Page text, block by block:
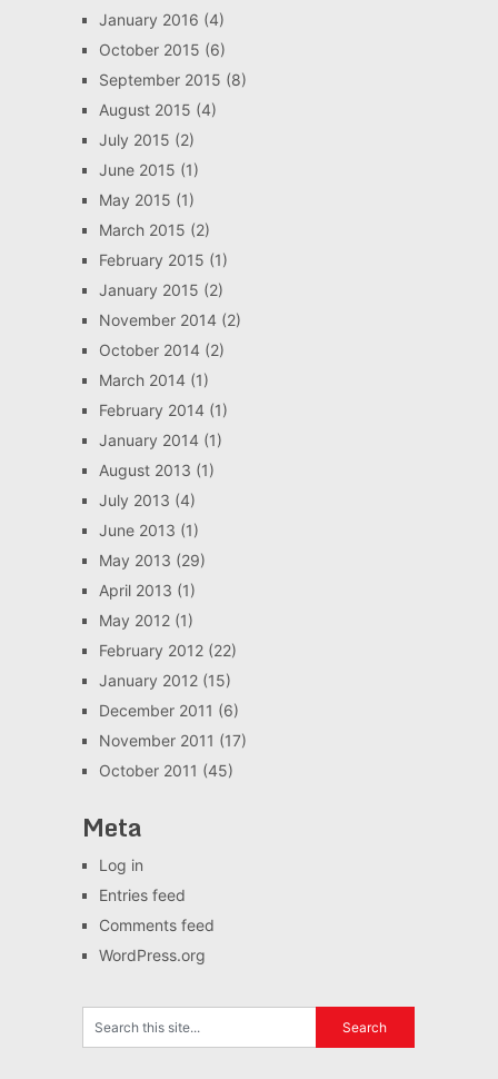
January 2016 (4)
October 2015 (6)
September 2015 (8)
August 2015 (4)
July 2015 (2)
June 2015 (1)
May 2015 (1)
March 2015 (2)
February 2015 (1)
January 2015 (2)
November 2014(2)
October 2014(2)
March 2014(1)
February 2014(1)
January 2014(1)
August 2013 (1)
July 2013 (4)
June 2013 (1)
May 2013 (29)
April 2013 (1)
May 2012(1)
February 2012(22)
January 2012(15)
December 2011 (6)
November 2011 (17)
October 2011 (45)
Meta
Log in
Entries feed
Comments feed
WordPress.org